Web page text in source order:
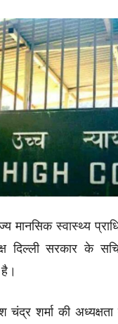
मानसिक स्वास्थ्य
दिल्ली सरकार के
चंद्र शर्मा की